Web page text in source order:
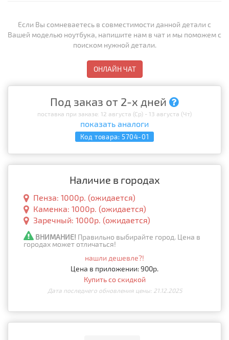
Если Вы сомневаетесь в совместимости данной детали с
Вашей моделью ноутбука, напишите нам в чат и мы поможем с
поиском нужной детали.
ОНЛАЙН ЧАТ
Под заказ от 2-х дней
поставка при заказе: 12 августа (Ср) - 13 августа (Чт)
показать аналоги
Код товара: 5704-01
Наличие в городах
Пенза: 1000р. (ожидается)
Каменка: 1000р. (ожидается)
Заречный: 1000р. (ожидается)
ВНИМАНИЕ! Правильно выбирайте город. Цена в
городах может отличаться!
нашли дешевле?!
Цена в приложении: 900р.
Купить со скидкой
Дата последнего обновления цены: 21.12.2025